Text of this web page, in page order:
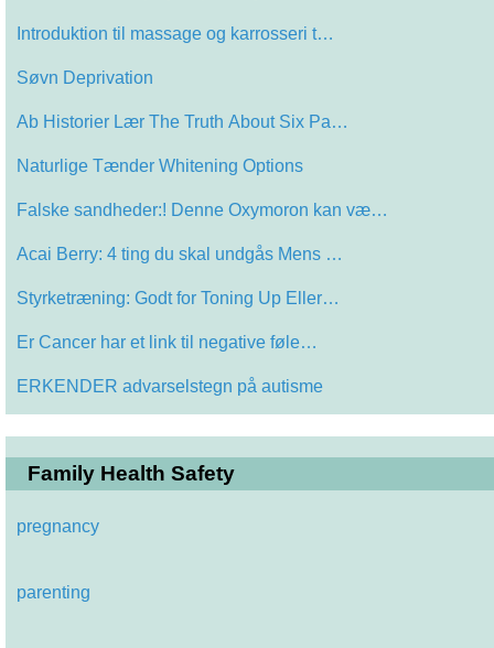
Introduktion til massage og karrosseri t…
Søvn Deprivation
Ab Historier Lær The Truth About Six Pa…
Naturlige Tænder Whitening Options
Falske sandheder:! Denne Oxymoron kan væ…
Acai Berry: 4 ting du skal undgås Mens …
Styrketræning: Godt for Toning Up Eller…
Er Cancer har et link til negative føle…
ERKENDER advarselstegn på autisme
Family Health Safety
pregnancy
parenting